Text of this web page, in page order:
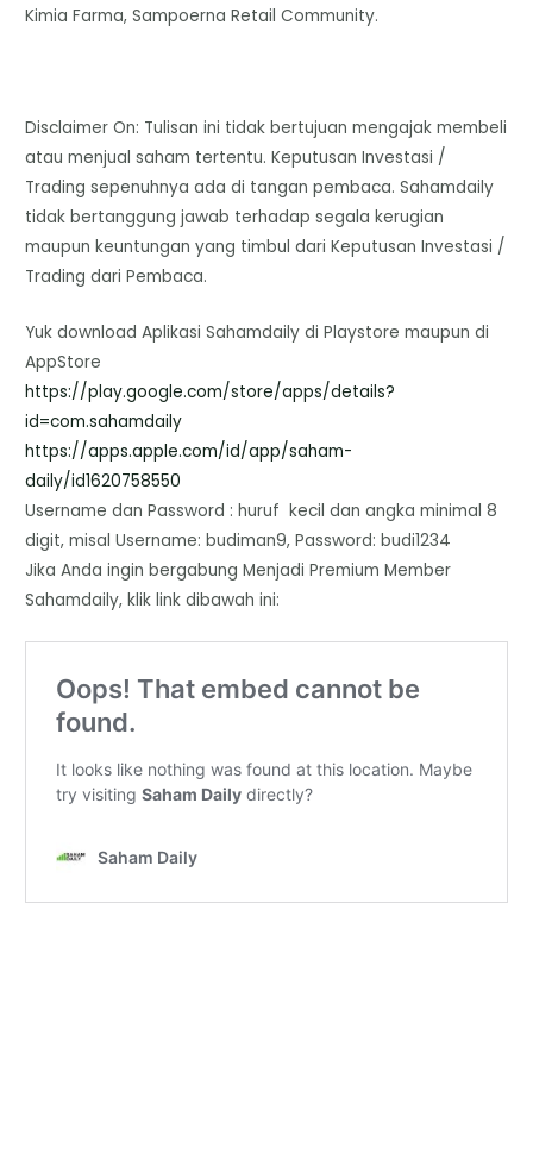
Kimia Farma, Sampoerna Retail Community.
Disclaimer On: Tulisan ini tidak bertujuan mengajak membeli
atau menjual saham tertentu. Keputusan Investasi /
Trading sepenuhnya ada di tangan pembaca. Sahamdaily
tidak bertanggung jawab terhadap segala kerugian
maupun keuntungan yang timbul dari Keputusan Investasi /
Trading dari Pembaca.
Yuk download Aplikasi Sahamdaily di Playstore maupun di
AppStore
https://play.google.com/store/apps/details?
id=com.sahamdaily
https://apps.apple.com/id/app/saham-
daily/id1620758550
Username dan Password : huruf kecil dan angka minimal 8
digit, misal Username: budiman9, Password: budi1234
Jika Anda ingin bergabung Menjadi Premium Member
Sahamdaily, klik link dibawah ini: